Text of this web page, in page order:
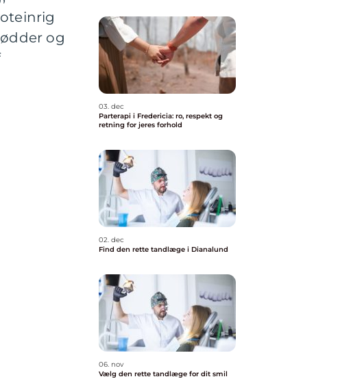
og
03. dec
Parterapi i Fredericia: ro, respekt og
retning for jeres forhold
02. dec
Find den rette tandlæge i Dianalund
06. nov
Vælg den rette tandlæge for dit smil